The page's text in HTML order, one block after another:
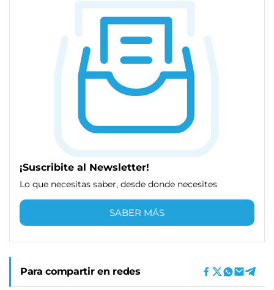
¡Suscribite al Newsletter!
Lo que necesitas saber, desde donde necesites
SABER MÁS
Para compartir en redes